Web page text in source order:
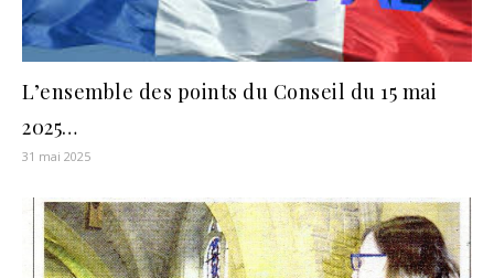
L’ensemble des points du Conseil du 15 mai
2025…
31 mai 2025